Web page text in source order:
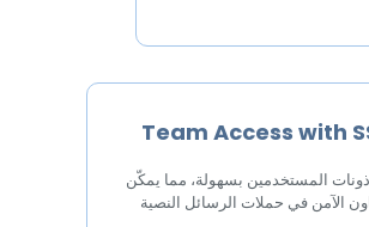
Team Access with
المستخدمين بسهولة، مما يمكّن